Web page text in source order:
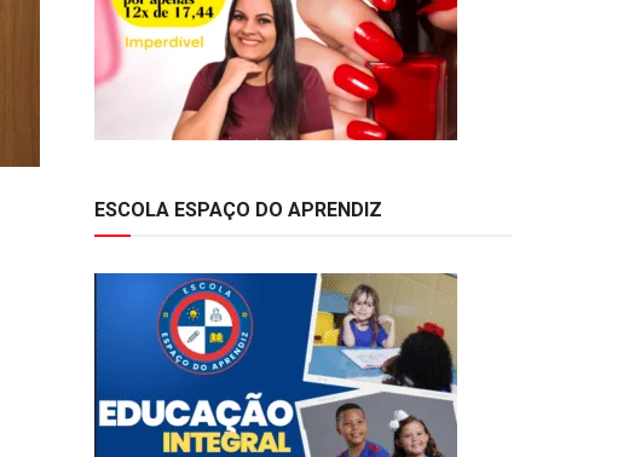
ESCOLA ESPAÇO DO APRENDIZ